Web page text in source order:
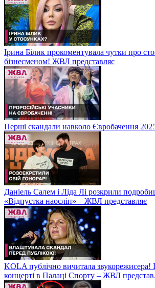
Ірина Білик прокоментувала чутки про
бізнесменом! ЖВЛ представляє
Перші скандали навколо Євробачення
Даніель Салем і Ліда Лі розкрили
«Відпустка наосліп» – ЖВЛ представляє
KOLA публічно вичитала звукорежисера!
концерті в Палаці Спорту – ЖВЛ